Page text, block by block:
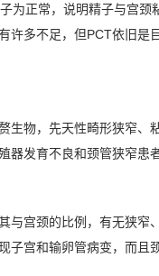
正常，说明精子与宫颈
许多不足，但PCT依旧是
物，先天性畸形狭窄、
发育不良和颈管狭窄患
宫颈的比例，有无狭窄
子宫和输卵管病变，而且